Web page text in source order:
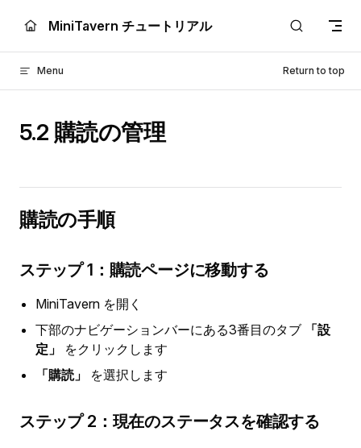
Skip to content
MiniTavern チュートリアル
Menu Return to top
5.2 購読の管理
購読の手順
ステップ 1：購読ページに移動する
MiniTavern を開く
下部のナビゲーションバーにある3番目のタブ
「設
定」
をクリックします
「購読」
を選択します
ステップ 2：現在のステータスを確認する